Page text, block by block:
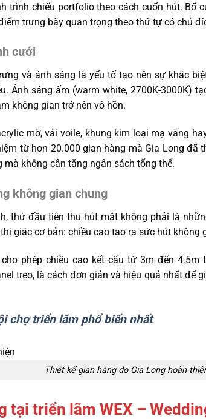
trình chiếu portfolio theo cách cuốn hút. Bố
trưng bày quan trọng theo thứ tự có chủ
cưới
và ánh sáng là yếu tố tạo nên sự khác
Ánh sáng ấm (warm white, 2700K-3000K)
không gian trở nên vô hồn.
mờ, vải voile, khung kim loại mạ vàng
từ hơn 20.000 gian hàng mà Gia Long
không cần tăng ngân sách tổng thể.
không gian chung
thứ đầu tiên thu hút mắt không phải là
giác cơ bản: chiều cao tạo ra sức hút không
phép chiều cao kết cấu từ 3m đến
treo, là cách đơn giản và hiệu quả nhất để
chợ triển lãm phổ biến nhất
Thiết kế gian hàng do Gia Long hoàn
tại triển lãm WEX –